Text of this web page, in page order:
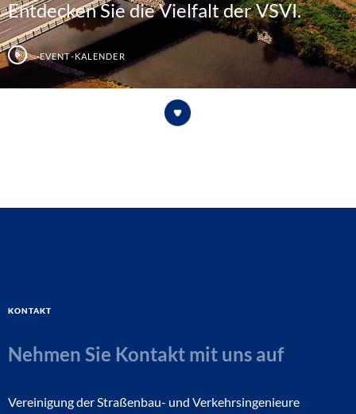
Entdecken Sie die Vielfalt der VSVI.
Event-Kalender
Kontakt
Nehmen Sie Kontakt mit uns auf
Vereinigung der Straßenbau- und Verkehrsingenieure